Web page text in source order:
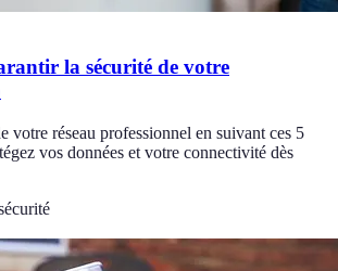
la sécurité de votre
votre réseau professionnel en suivant ces 5
vos données et votre connectivité dès